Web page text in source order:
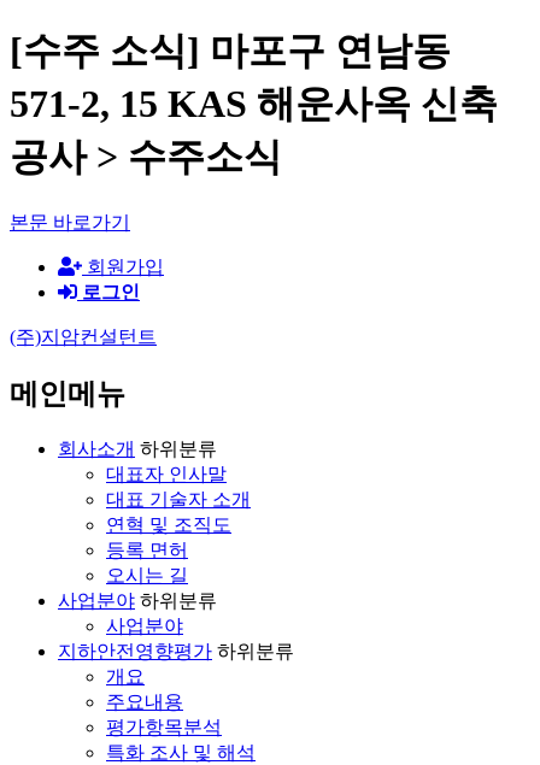
[수주 소식] 마포구 연남동
571-2, 15 KAS 해운사옥 신축
공사 > 수주소식
본문 바로가기
회원가입
로그인
(주)지암컨설턴트
메인메뉴
회사소개 하위분류
대표자 인사말
대표 기술자 소개
연혁 및 조직도
등록 면허
오시는 길
사업분야 하위분류
사업분야
지하안전영향평가 하위분류
개요
주요내용
평가항목분석
특화 조사 및 해석